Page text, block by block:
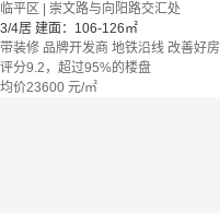
临平区 | 崇文路与向阳路交汇处
3/4居 建面：106-126㎡
带装修 品牌开发商 地铁沿线 改善好房
评分9.2，超过95%的楼盘
均价23600 元/㎡